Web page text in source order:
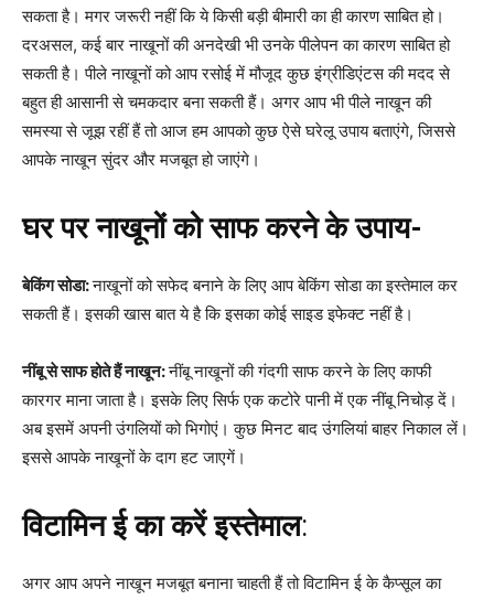
सकता है। मगर जरूरी नहीं कि ये किसी बड़ी बीमारी का ही कारण साबित हो।
दरअसल, कई बार नाखूनों की अनदेखी भी उनके पीलेपन का कारण साबित हो
सकती है। पीले नाखूनों को आप रसोई में मौजूद कुछ इंग्रीडिएंटस की मदद से
बहुत ही आसानी से चमकदार बना सकती हैं। अगर आप भी पीले नाखून की
समस्या से जूझ रहीं हैं तो आज हम आपको कुछ ऐसे घरेलू उपाय बताएंगे, जिससे
आपके नाखून सुंदर और मजबूत हो जाएंगे।
घर पर नाखूनों को साफ करने के उपाय-
बेकिंग सोडा:नाखूनों को सफेद बनाने के लिए आप बेकिंग सोडा का इस्तेमाल कर
सकती हैं। इसकी खास बात ये है कि इसका कोई साइड इफेक्ट नहीं है।
नींबू से साफ होते हैं नाखून:नींबू नाखूनों की गंदगी साफ करने के लिए काफी
कारगर माना जाता है। इसके लिए सिर्फ एक कटोरे पानी में एक नींबू निचोड़ दें।
अब इसमें अपनी उंगलियों को भिगोएं। कुछ मिनट बाद उंगलियां बाहर निकाल लें।
इससे आपके नाखूनों के दाग हट जाएगें।
विटामिन ई का करें इस्तेमाल:
अगर आप अपने नाखून मजबूत बनाना चाहती हैं तो विटामिन ई के कैप्सूल का